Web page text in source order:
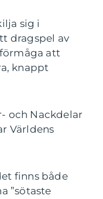
sig i
dragspel av
att
knappt
och Nackdelar
Världens
finns både
”sötaste